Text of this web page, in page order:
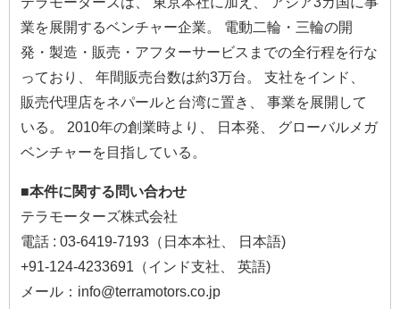
業を展開するベンチャー企業。 電動二輪・三輪の開
発・製造・販売・アフターサービスまでの全行程を行な
っており、 年間販売台数は約3万台。 支社をインド、
販売代理店をネパールと台湾に置き、 事業を展開して
いる。 2010年の創業時より、 日本発、 グローバルメガ
ベンチャーを目指している。
■本件に関する問い合わせ
テラモーターズ株式会社
電話 : 03-6419-7193（日本本社、 日本語)
+91-124-4233691（インド支社、 英語)
メール：info@terramotors.co.jp